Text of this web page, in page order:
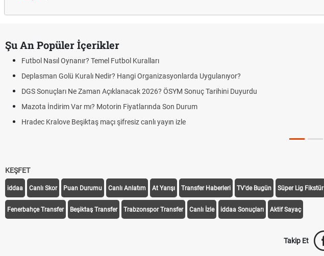
Şu An Popüler İçerikler
Futbol Nasıl Oynanır? Temel Futbol Kuralları
Deplasman Golü Kuralı Nedir? Hangi Organizasyonlarda Uygulanıyor?
DGS Sonuçları Ne Zaman Açıklanacak 2026? ÖSYM Sonuç Tarihini Duyurdu
Mazota İndirim Var mı? Motorin Fiyatlarında Son Durum
Hradec Kralove Beşiktaş maçı şifresiz canlı yayın izle
KEŞFET
iddaa Canlı Skor Puan Durumu Canlı Anlatım At Yarışı Transfer Haberleri TV'de Bugün Süper Lig Fikstür
Fenerbahçe Transfer Beşiktaş Transfer Trabzonspor Transfer Canlı İzle iddaa Sonuçları Aktif Sayaç
Takip Et